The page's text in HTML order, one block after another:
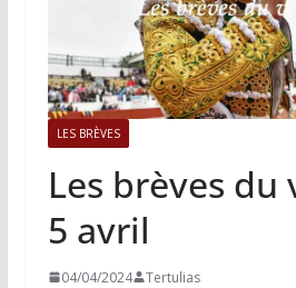
LES BRÈVES
Les brèves du
5 avril
04/04/2024 Tertulias